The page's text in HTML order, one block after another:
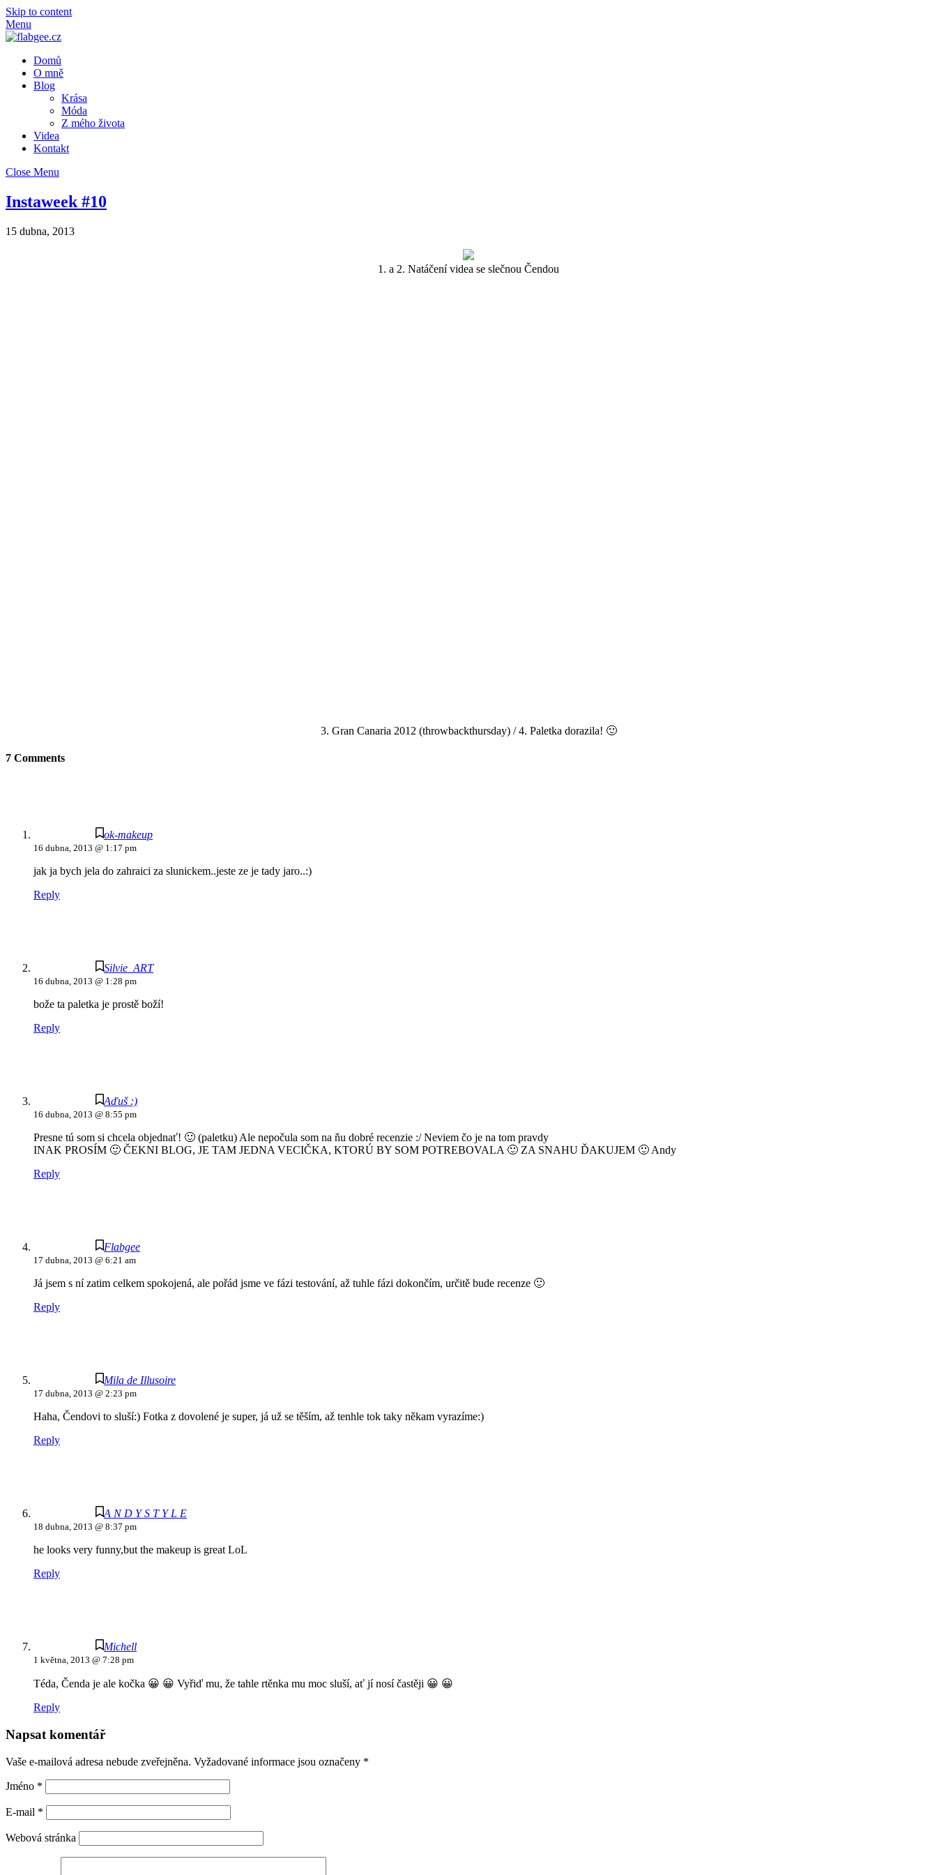
Skip to content
Menu
Domů
O mně
Blog
Krása
Móda
Z mého života
Videa
Kontakt
Close Menu
Instaweek #10
15 dubna, 2013
1. a 2. Natáčení videa se slečnou Čendou
3. Gran Canaria 2012 (throwbackthursday) / 4. Paletka dorazila! 🙂
7 Comments
ok-makeup
16 dubna, 2013 @ 1:17 pm
jak ja bych jela do zahraici za slunickem..jeste ze je tady jaro..:)
Reply
Silvie_ART
16 dubna, 2013 @ 1:28 pm
bože ta paletka je prostě boží!
Reply
Aďuš :)
16 dubna, 2013 @ 8:55 pm
Presne tú som si chcela objednať! 🙂 (paletku) Ale nepočula som na ňu dobré recenzie :/ Neviem čo je na tom pravdy
INAK PROSÍM 🙂 ČEKNI BLOG, JE TAM JEDNA VECIČKA, KTORÚ BY SOM POTREBOVALA 🙂 ZA SNAHU ĎAKUJEM 🙂 Andy
Reply
Flabgee
17 dubna, 2013 @ 6:21 am
Já jsem s ní zatim celkem spokojená, ale pořád jsme ve fázi testování, až tuhle fázi dokončím, určitě bude recenze 🙂
Reply
Mila de Illusoire
17 dubna, 2013 @ 2:23 pm
Haha, Čendovi to sluší:) Fotka z dovolené je super, já už se těším, až tenhle tok taky někam vyrazíme:)
Reply
A N D Y S T Y L E
18 dubna, 2013 @ 8:37 pm
he looks very funny,but the makeup is great LoL
Reply
Michell
1 května, 2013 @ 7:28 pm
Téda, Čenda je ale kočka 😀 😀 Vyřiď mu, že tahle rtěnka mu moc sluší, ať jí nosí častěji 😀 😀
Reply
Napsat komentář
Vaše e-mailová adresa nebude zveřejněna. Vyžadované informace jsou označeny *
Jméno *
E-mail *
Webová stránka